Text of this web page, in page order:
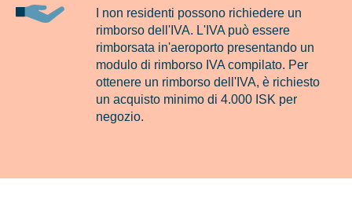
I non residenti possono richiedere un
rimborso dell'IVA. L'IVA può essere
rimborsata in'aeroporto presentando un
modulo di rimborso IVA compilato. Per
ottenere un rimborso dell'IVA, è richiesto
un acquisto minimo di 4.000 ISK per
negozio.